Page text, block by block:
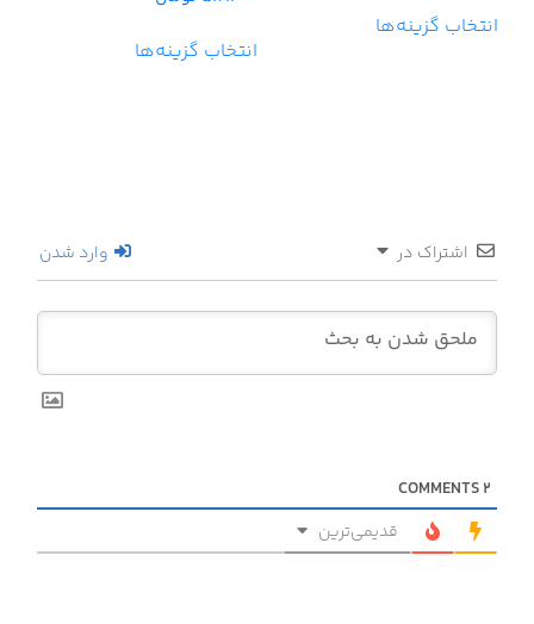
انتخاب گزینه‌ها
انتخاب گزینه‌ها
اشتراک در وارد شدن
2
قدیمی‌ترین